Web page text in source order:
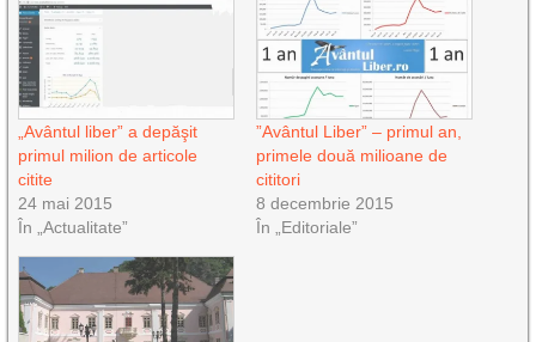
„Avântul liber” a depăşit
primul milion de articole
citite
24 mai 2015
În „Actualitate”
”Avântul Liber” – primul an,
primele două milioane de
cititori
8 decembrie 2015
În „Editoriale”